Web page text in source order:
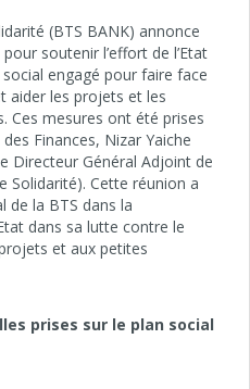
(BTS BANK) annonce
soutenir l’effort de l’Etat
engagé pour faire face
aider les projets et les
Ces mesures ont été prises
Finances, Nizar Yaiche
Directeur Général Adjoint de
Solidarité). Cette réunion a
de la BTS dans la
dans sa lutte contre le
et aux petites
prises sur le plan social